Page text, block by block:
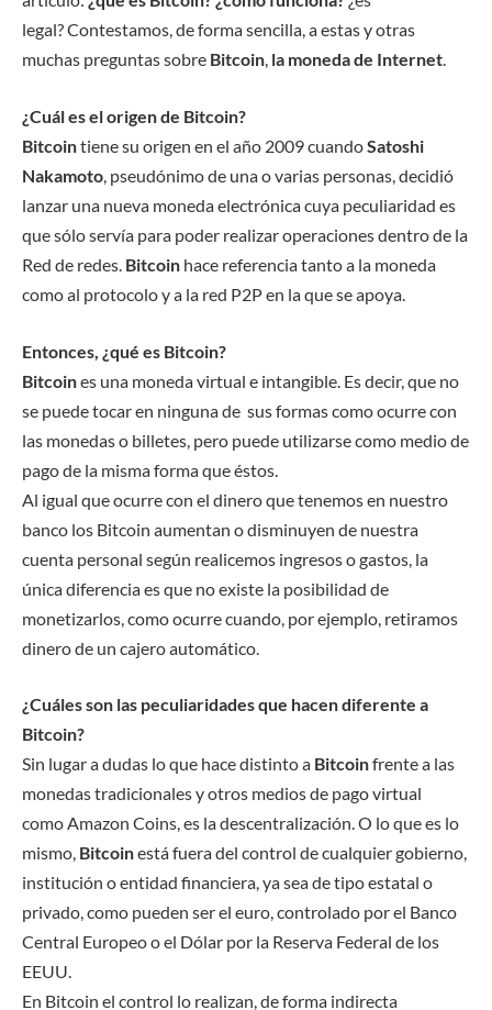
legal? Contestamos, de forma sencilla, a estas y otras
muchas preguntas sobre Bitcoin, la moneda de Internet.
¿Cuál es el origen de Bitcoin?
Bitcointiene su origen en el año 2009 cuandoSatoshi
Nakamoto, pseudónimo de una o varias personas, decidió
lanzar una nueva moneda electrónica cuya peculiaridad es
que sólo servía para poder realizar operaciones dentro de la
Red de redes. Bitcoin hace referencia tanto a la moneda
como al protocolo y a la red P2P en la que se apoya.
Entonces, ¿qué es Bitcoin?
Bitcoines una moneda virtual e intangible. Es decir, que no
se puede tocar en ninguna de sus formas como ocurre con
las monedas o billetes, pero puede utilizarse como medio de
pago de la misma forma que éstos.
Al igual que ocurre con el dinero que tenemos en nuestro
banco los Bitcoin aumentan o disminuyen de nuestra
cuenta personal según realicemos ingresos o gastos, la
única diferencia es que no existe la posibilidad de
monetizarlos, como ocurre cuando, por ejemplo, retiramos
dinero de un cajero automático.
¿Cuáles son las peculiaridades que hacen diferente a
Bitcoin?
Sin lugar a dudas lo que hace distinto a Bitcoinfrente a las
monedas tradicionales y otros medios de pago virtual
como Ama​zon Coins, es la descentralización. O lo que es lo
mismo, Bitcoinestá fuera del control de cualquier gobierno,
institución o entidad financiera, ya sea de tipo estatal o
privado, como pueden ser el euro, controlado por el Banco
Central Europeo o el Dólar por la Reserva Federal de los
EEUU.
En Bitcoin el control lo realizan, de forma indirecta